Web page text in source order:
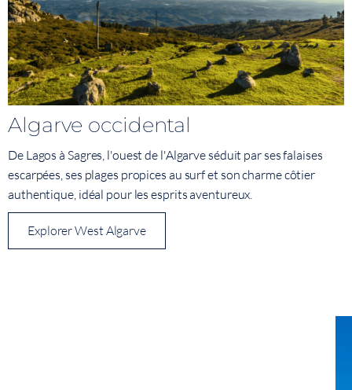
Algarve occidental
De Lagos à Sagres, l'ouest de l'Algarve séduit par ses falaises
escarpées, ses plages propices au surf et son charme côtier
authentique, idéal pour les esprits aventureux.
Explorer West Algarve